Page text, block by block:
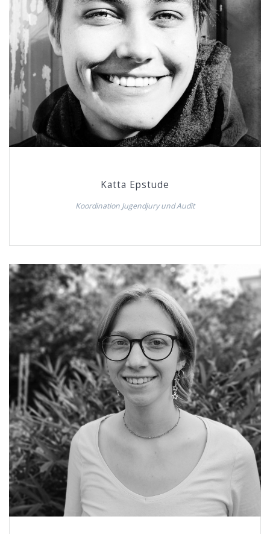
Katta Epstude
Koordination Jugendjury und Audit